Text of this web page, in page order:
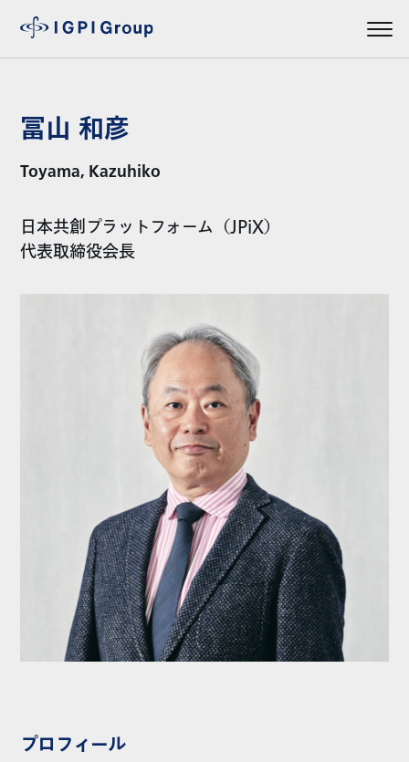
冨山 和彦
Toyama, Kazuhiko
日本共創プラットフォーム（JPiX）
代表取締役会長
プロフィール